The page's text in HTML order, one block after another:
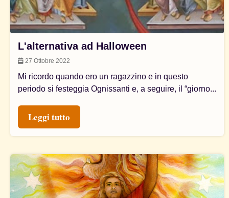
L'alternativa ad Halloween
27 Ottobre 2022
Mi ricordo quando ero un ragazzino e in questo
periodo si festeggia Ognissanti e, a seguire, il “giorno...
Leggi tutto